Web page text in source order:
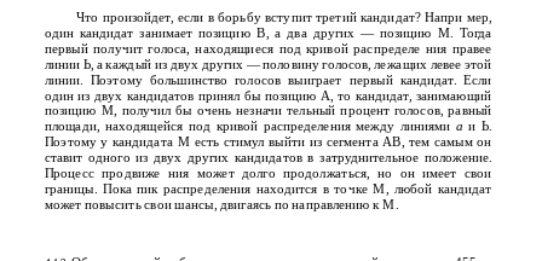
Что произойдет, если в борьбу вступит третий кандидат? Напри­ мер,
один кандидат занимает позицию В, а два других — позицию М. Тогда
первый получит голоса, находящиеся под кривой распределе­ ния правее
линии Ь, а каждый из двух других — половину голосов, лежащих левее этой
линии. Поэтому большинство голосов выиграет первый кандидат. Если
один из двух кандидатов принял бы позицию А, то кандидат, занимающий
позицию М, получил бы очень незначи­ тельный процент голосов, равный
площади, находящейся под кривой распределения между линиями аи Ь.
Поэтому у кандидата М есть стимул выйти из сегмента АВ, тем самым он
ставит одного из двух других кандидатов в затруднительное положение.
Процесс продвиже­ ния может долго продолжаться, но он имеет свои
границы. Пока пик распределения находится в точке М, любой кандидат
может повысить свои шансы, двигаясь по направлению к М.